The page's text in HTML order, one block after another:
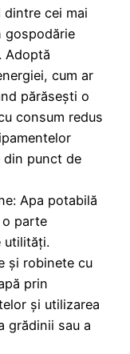
dintre cei mai
gospodărie
Adoptă
cum ar
părăsești o
consum redus
din punct de
Apa potabilă
o parte
utilități.
și robinete cu
prin
și utilizarea
grădinii sau a